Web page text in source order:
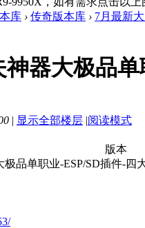
库 › 传奇版本库 › 7月最新
器大极品
| 显示全部楼层 |阅读模式
版本
极品单职业-ESP/SD插件-